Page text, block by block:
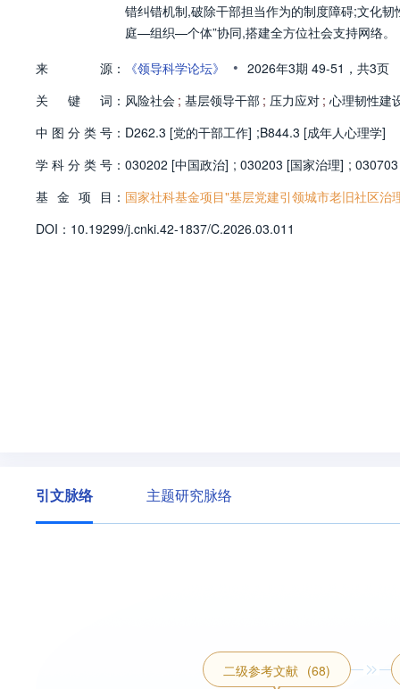
错纠错机制,破除干部担当作为的制度障碍;文化
庭—组织—个体”协同,搭建全方位社会支持网络。
来
源： 《领导科学论坛》 • 2026年3期 49-51， 共3页
关
键 词： 风险社会 ; 基层领导干部 ; 压力应对 ; 心理韧性建
中 图 分 类 号： D262.3 [党的干部工作] ;B844.3 [成年人心理学]
学 科 分 类 号： 030202 [中国政治] ; 030203 [国家治理] ;
基 金 项 目： 国家社科基金项目"基层党建引领城市老旧社区
DOI： 10.19299/j.cnki.42-1837/C.2026.03.011
引文脉络 主题研究脉络
二级参考文献 (68)